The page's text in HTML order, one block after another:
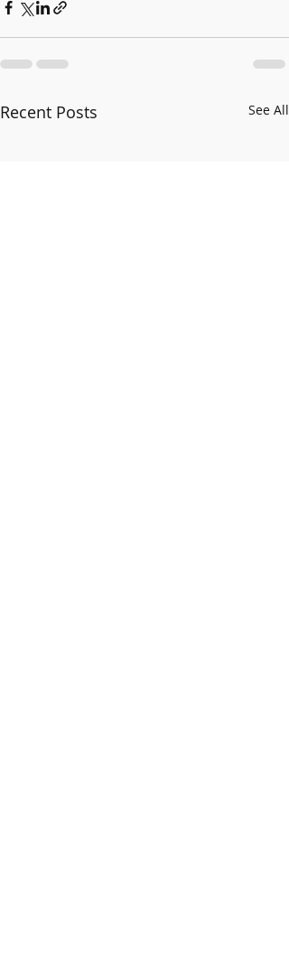
Recent Posts See All